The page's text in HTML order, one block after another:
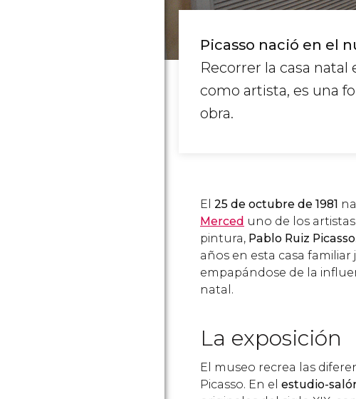
Picasso nació en el
Recorrer la casa
como artista, es una
obra.
El 25 de octubre de 1981
Merced uno de los
pintura, Pablo Ruiz Picasso
años en esta casa
empapándose de la
natal.
La exposición
El museo recrea las
Picasso. En el estudio-